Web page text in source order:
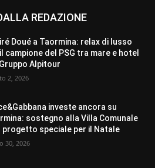
REDAZIONE
Doué a Taormina: relax di lusso
campione del PSG tra mare e hotel
Alpitour
2, 2026
investe ancora su
sostegno alla Villa Comunale
progetto speciale per il Natale
30, 2026